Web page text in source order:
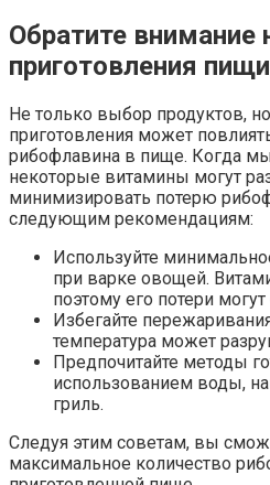
Обратите внимание
приготовления пищи
Не только выбор продуктов,
приготовления может
рибофлавина в пище. Когда
некоторые витамины могут
минимизировать потерю
следующим рекомендациям:
Используйте
при варке овощей.
поэтому его потери
Избегайте
температура может
Предпочитайте методы
использованием воды,
гриль.
Следуя этим советам, вы
максимальное количество